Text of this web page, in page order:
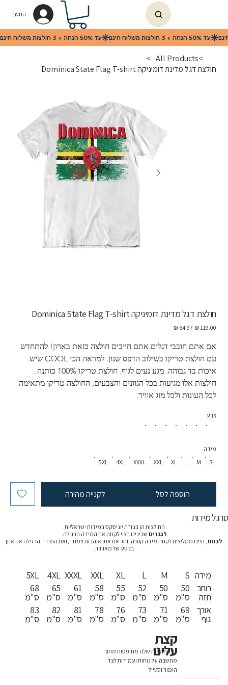
החשבון שלי
>
All Products
>
חולצת דגל מדינת דומיניקה Dominica State Flag T-shirt
חולצת דגל מדינת דומיניקה Dominica State Flag T-shirt
מחיר
מחיר
‏64.97 ‏₪
אם אתם חובבי דגלים אתם חייבים חולצה כזאת בארון! להתחדש
עם חולצת טריקו בשילוב הדפס שנון. למראה הכי COOL שיש.
איכות בד גבוהה. מגע נעים לגוף. חולצת טריקו 100% כותנה .
חולצות אלו מגיעות בכל הגוונים והצבעים, החולצה טריקו מתאימה
לכל העונות ולכל מזג אוויר.
צבע
S
M
L
XL
XXL
XXXL
4XL
5XL
מידה
הוספה לסל לקנייה מהירה
סרגל מידות
החולצות הן בגזרת יוניסקס במידות ישראליות.
לגברים שבינינו רצוי לקחת את המידה הרגילה.
לבנות, היינו ממליצים לקחת מידה קטנה יותר אם אתן אוהבות צמוד ,ואת המידה הרגילה אם אתן
בקטע של מאוורר.
5XL
68
ס"מ
83
ס"מ
4XL
65
ס"מ
82
ס"מ
XXXL
61
ס"מ
81
ס"מ
XXL
58
ס"מ
78
ס"מ
XL
55
ס"מ
76
ס"מ
L
52
ס"מ
73
ס"מ
M
50
ס"מ
71
ס"מ
S
50
ס"מ
69
ס"מ
מידה
רוחב
חזה
אורך
גוף
כל החולצות שלנו מודפסות מתוך
מחשבה על נוחות ועמידות לצד
הומור וסטייל
קצת
עלינו